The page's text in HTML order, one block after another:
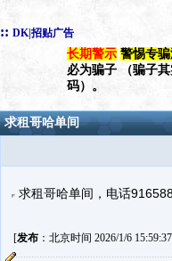
:: DK|招贴广告
长期警示 警惕专
必为骗子 （骗子
码）。
求租哥哈单间
求租哥哈单间，电话
[发布：北京时间 2026/1/6